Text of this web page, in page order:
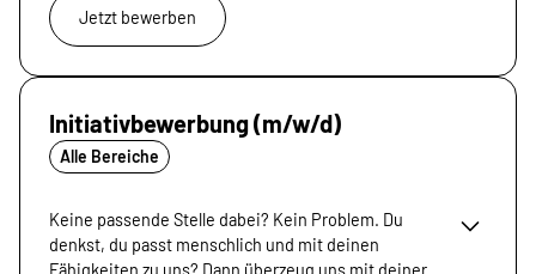
Qualität, Leidenschaft und Innovation lebt.
Das erwartet dich
wartest und reparierst hochwertige Fahrräder und E-
Bikes.
montierst Neuräder und Individualaufbauten.
lernst alles über Schaltungen, Bremsen, Fahrwerke und
elektronische Systeme.
Jetzt bewerben
Initiativbewerbung (m/w/d)
Alle Bereiche
Keine passende Stelle dabei? Kein Problem. Du
denkst, du passt menschlich und mit deinen